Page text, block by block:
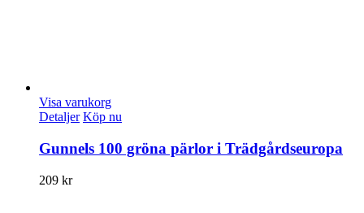
Visa varukorg
Detaljer Köp nu
Gunnels 100 gröna pärlor i Trädgårdseuropa
209 kr